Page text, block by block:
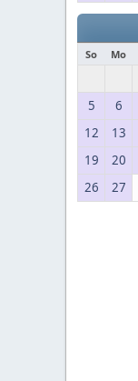
So Mo
5
6
12
13
19
20
26
27